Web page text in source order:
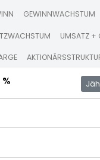
GEWINNWACHSTUM
UMSATZ +